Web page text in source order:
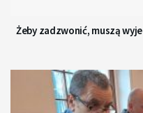
Żeby zadzwonić, muszą